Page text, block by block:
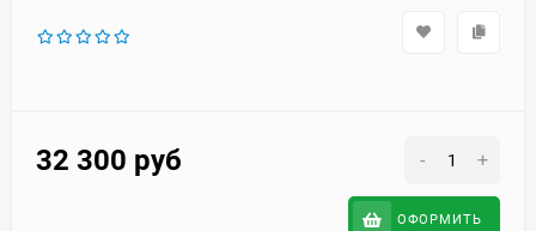
32 300 руб - +
ОФОРМИТЬ